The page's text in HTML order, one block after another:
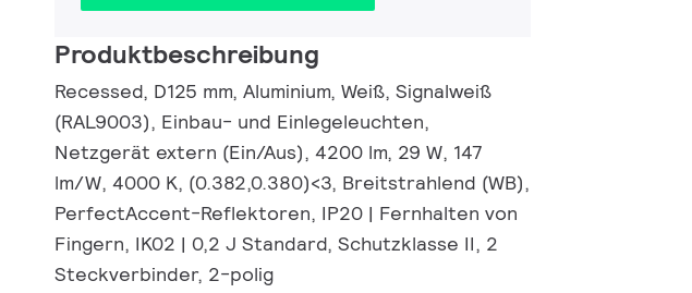
Produktbeschreibung
Recessed, D125 mm, Aluminium, Weiß, Signalweiß
(RAL9003), Einbau- und Einlegeleuchten,
Netzgerät extern (Ein/Aus), 4200 lm, 29 W, 147
lm/W, 4000 K, (0.382,0.380)<3, Breitstrahlend (WB),
PerfectAccent-Reflektoren, IP20 | Fernhalten von
Fingern, IK02 | 0,2 J Standard, Schutzklasse II, 2
Steckverbinder, 2-polig